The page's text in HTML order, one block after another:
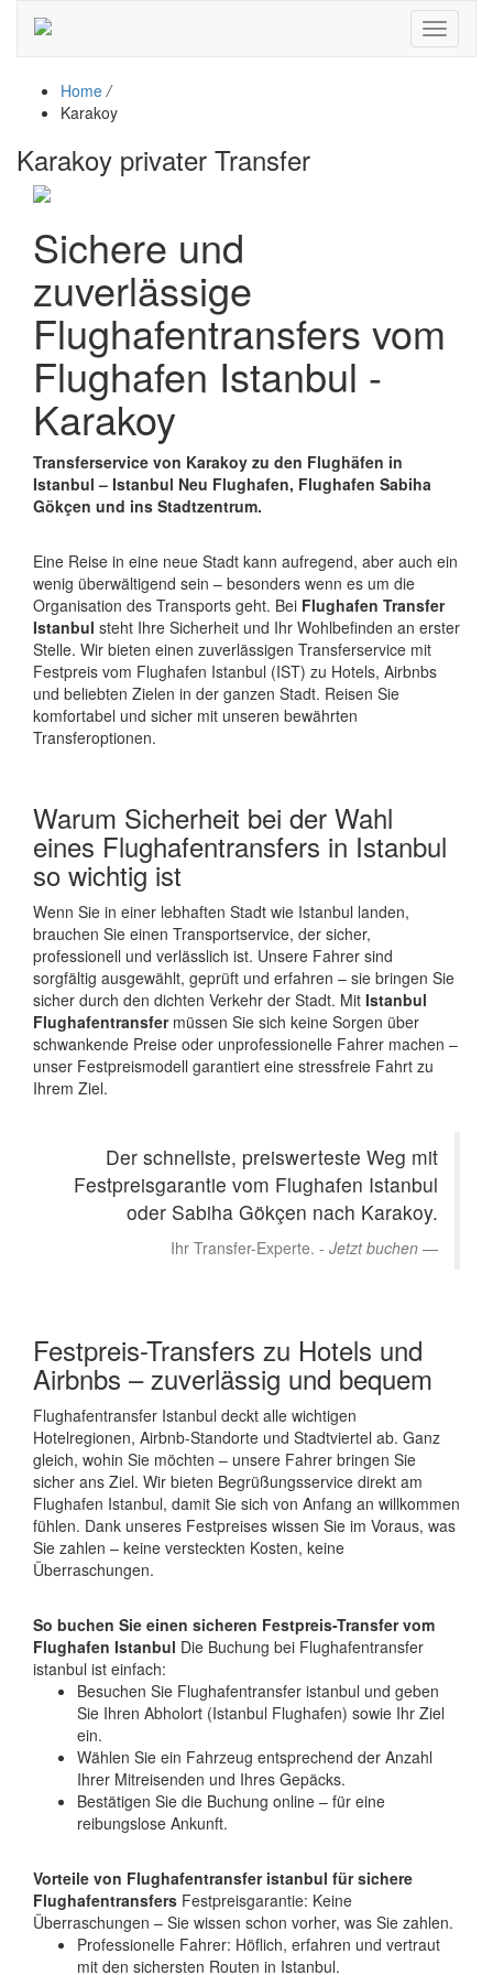
Toggle
Home /
Karakoy
Karakoy privater Transfer
Sichere und
zuverlässige
Flughafentransfers vom
Flughafen Istanbul -
Karakoy
Transferservice von Karakoy zu den Flughäfen in
Istanbul – Istanbul Neu Flughafen, Flughafen Sabiha
Gökçen und ins Stadtzentrum.
Eine Reise in eine neue Stadt kann aufregend, aber auch ein
wenig überwältigend sein – besonders wenn es um die
Organisation des Transports geht. Bei Flughafen Transfer
Istanbul steht Ihre Sicherheit und Ihr Wohlbefinden an erster
Stelle. Wir bieten einen zuverlässigen Transferservice mit
Festpreis vom Flughafen Istanbul (IST) zu Hotels, Airbnbs
und beliebten Zielen in der ganzen Stadt. Reisen Sie
komfortabel und sicher mit unseren bewährten
Transferoptionen.
Warum Sicherheit bei der Wahl
eines Flughafentransfers in Istanbul
so wichtig ist
Wenn Sie in einer lebhaften Stadt wie Istanbul landen,
brauchen Sie einen Transportservice, der sicher,
professionell und verlässlich ist. Unsere Fahrer sind
sorgfältig ausgewählt, geprüft und erfahren – sie bringen Sie
sicher durch den dichten Verkehr der Stadt. Mit Istanbul
Flughafentransfermüssen Sie sich keine Sorgen über
schwankende Preise oder unprofessionelle Fahrer machen –
unser Festpreismodell garantiert eine stressfreie Fahrt zu
Ihrem Ziel.
Der schnellste, preiswerteste Weg mit
Festpreisgarantie vom Flughafen Istanbul
oder Sabiha Gökçen nach Karakoy.
Ihr Transfer-Experte. - Jetzt buchen
Festpreis-Transfers zu Hotels und
Airbnbs – zuverlässig und bequem
Flughafentransfer Istanbul deckt alle wichtigen
Hotelregionen, Airbnb-Standorte und Stadtviertel ab. Ganz
gleich, wohin Sie möchten – unsere Fahrer bringen Sie
sicher ans Ziel. Wir bieten Begrüßungsservice direkt am
Flughafen Istanbul, damit Sie sich von Anfang an willkommen
fühlen. Dank unseres Festpreises wissen Sie im Voraus, was
Sie zahlen – keine versteckten Kosten, keine
Überraschungen.
So buchen Sie einen sicheren Festpreis-Transfer vom
Flughafen Istanbul Die Buchung bei Flughafentransfer
istanbul ist einfach:
Besuchen Sie Flughafentransfer istanbul und geben
Sie Ihren Abholort (Istanbul Flughafen) sowie Ihr Ziel
ein.
Wählen Sie ein Fahrzeug entsprechend der Anzahl
Ihrer Mitreisenden und Ihres Gepäcks.
Bestätigen Sie die Buchung online – für eine
reibungslose Ankunft.
Vorteile von Flughafentransfer istanbul für sichere
Flughafentransfers Festpreisgarantie: Keine
Überraschungen – Sie wissen schon vorher, was Sie zahlen.
Professionelle Fahrer: Höflich, erfahren und vertraut
mit den sichersten Routen in Istanbul.